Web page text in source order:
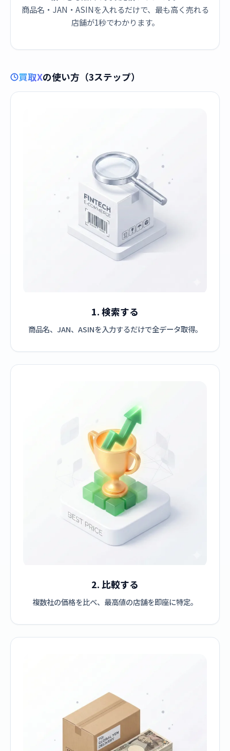
商品名・JAN・ASINを入れるだけで、最も高く売れる
店舗が1秒でわかります。
買取Xの使い方（3ステップ）
1. 検索する
商品名、JAN、ASINを入力するだけで全データ取得。
2. 比較する
複数社の価格を比べ、最高値の店舗を即座に特定。